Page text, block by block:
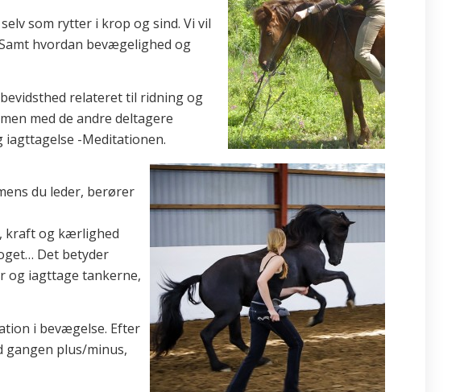
som rytter i krop og sind. Vi vil
hvordan bevægelighed og
relateret til ridning og
med de andre deltagere
iagttagelse -Meditationen.
du leder, berører
kraft og kærlighed
Det betyder
og iagttage tankerne,
i bevægelse. Efter
gangen plus/minus,